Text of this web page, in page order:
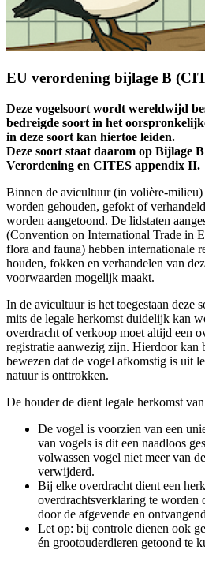
EU verordening bijlage B
Deze vogelsoort wordt wereldwijd
bedreigde soort in het
in deze soort kan hiertoe leiden.
Deze soort staat daarom op Bijlage
Verordening en CITES appendix II.
Binnen de avicultuur (in volière-milieu)
worden gehouden, gefokt of
worden aangetoond. De lidstaten
(Convention on International Trade in
flora and fauna) hebben internationale
houden, fokken en verhandelen van
voorwaarden mogelijk maakt.
In de avicultuur is het toegestaan deze
mits de legale herkomst duidelijk kan
overdracht of verkoop moet altijd een
registratie aanwezig zijn. Hierdoor kan
bewezen dat de vogel afkomstig is uit
natuur is onttrokken.
De houder de dient legale herkomst
De vogel is voorzien van een
van vogels is dit een naadloos
volwassen vogel niet meer van
verwijderd.
Bij elke overdracht dient een
overdrachtsverklaring te worden
door de afgevende en
Let op: bij controle dienen ook
én grootouderdieren getoond te